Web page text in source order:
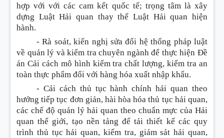
hợp với với các cam kết quốc tế; trọng tâm là xây
dựng Luật Hải quan thay thế Luật Hải quan hiện
hành.
-Rà soát, kiến nghị sửa đổi hệ thống pháp luật
về quảnlý và kiểm tra chuyên ngành để thực hiện Đề
án Cải cách mô hình kiểm tra chất lượng, kiểm tra an
toàn thực phẩm đối với hàng hóa xuất nhập khẩu.
- Cải cách thủ tục hành chính hải quan theo
hướng tiếp tục đơn giản, hài hòa hóa thủ tục hải quan,
các chế độ quản lý hải quan theo chuẩn mực của Hải
quan thế giới, tạo nền tảng để tái thiết kế các quy
trình thủ tục hải quan, kiểm tra, giám sát hải quan,